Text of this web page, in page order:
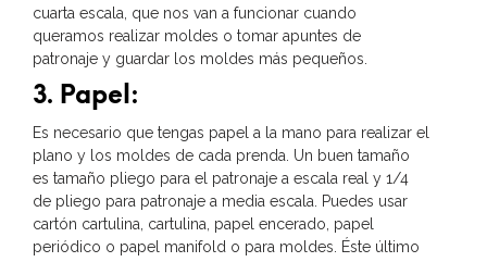
cuarta escala, que nos van a funcionar cuando
queramos realizar moldes o tomar apuntes de
patronaje y guardar los moldes más pequeños.
3. Papel:
Es necesario que tengas papel a la mano para realizar el
plano y los moldes de cada prenda. Un buen tamaño
es tamaño pliego para el patronaje a escala real y 1/4
de pliego para patronaje a media escala. Puedes usar
cartón cartulina, cartulina, papel encerado, papel
periódico o papel manifold o para moldes. Éste último